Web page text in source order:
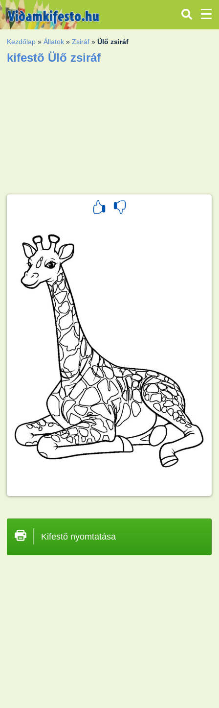
Kezdőlap »Állatok »Zsiráf »Ülő zsiráf
kifestõ Ülő zsiráf
Kifestő nyomtatása